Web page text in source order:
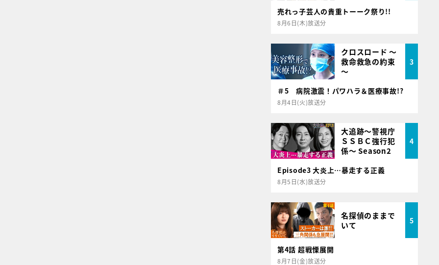
売れっ子芸人の貴重トーーク祭り!!
8月6日(木)放送分
クロスロード ～
救命救急の約束
～
3
＃5 病院激震！パワハラ＆医療事故!?
8月4日(火)放送分
大追跡～警視庁
ＳＳＢＣ強行犯
係～ Season2
4
Episode3 大炎上…暴走する正義
8月5日(水)放送分
名探偵のままで
いて
5
第4話 超戦慄展開
8月7日(金)放送分